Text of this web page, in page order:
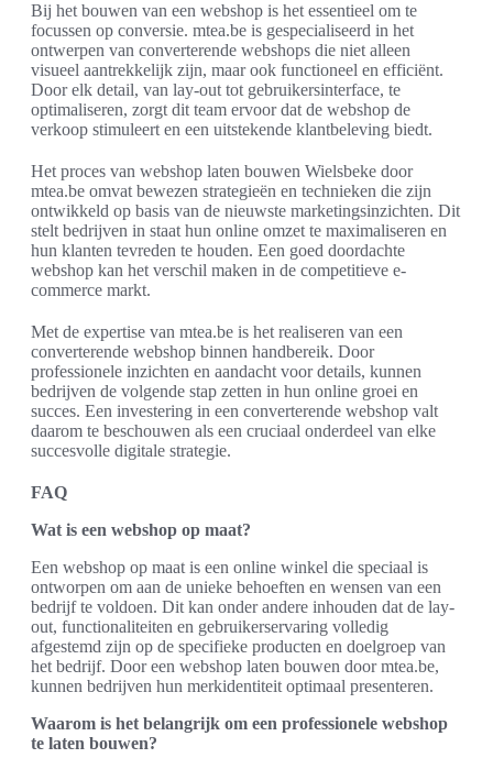
Bij het bouwen van een webshop is het essentieel om te
focussen op conversie. mtea.be is gespecialiseerd in het
ontwerpen van converterende webshops die niet alleen
visueel aantrekkelijk zijn, maar ook functioneel en efficiënt.
Door elk detail, van lay-out tot gebruikersinterface, te
optimaliseren, zorgt dit team ervoor dat de webshop de
verkoop stimuleert en een uitstekende klantbeleving biedt.
Het proces van webshop laten bouwen Wielsbeke door
mtea.be omvat bewezen strategieën en technieken die zijn
ontwikkeld op basis van de nieuwste marketingsinzichten. Dit
stelt bedrijven in staat hun online omzet te maximaliseren en
hun klanten tevreden te houden. Een goed doordachte
webshop kan het verschil maken in de competitieve e-
commerce markt.
Met de expertise van mtea.be is het realiseren van een
converterende webshop binnen handbereik. Door
professionele inzichten en aandacht voor details, kunnen
bedrijven de volgende stap zetten in hun online groei en
succes. Een investering in een converterende webshop valt
daarom te beschouwen als een cruciaal onderdeel van elke
succesvolle digitale strategie.
FAQ
Wat is een webshop op maat?
Een webshop op maat is een online winkel die speciaal is
ontworpen om aan de unieke behoeften en wensen van een
bedrijf te voldoen. Dit kan onder andere inhouden dat de lay-
out, functionaliteiten en gebruikerservaring volledig
afgestemd zijn op de specifieke producten en doelgroep van
het bedrijf. Door een webshop laten bouwen door mtea.be,
kunnen bedrijven hun merkidentiteit optimaal presenteren.
Waarom is het belangrijk om een professionele webshop
te laten bouwen?